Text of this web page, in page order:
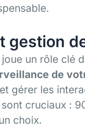
gestion
joue un rôle clé
de
gérer les
cruciaux :
choix.